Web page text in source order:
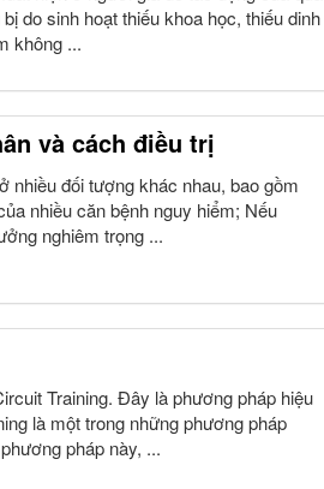
do sinh hoạt thiếu khoa học, thiếu dinh
không ...
và cách điều trị
nhiều đối tượng khác nhau, bao gồm
nhiều căn bệnh nguy hiểm; Nếu
nghiêm trọng ...
Training. Đây là phương pháp hiệu
là một trong những phương pháp
pháp này, ...